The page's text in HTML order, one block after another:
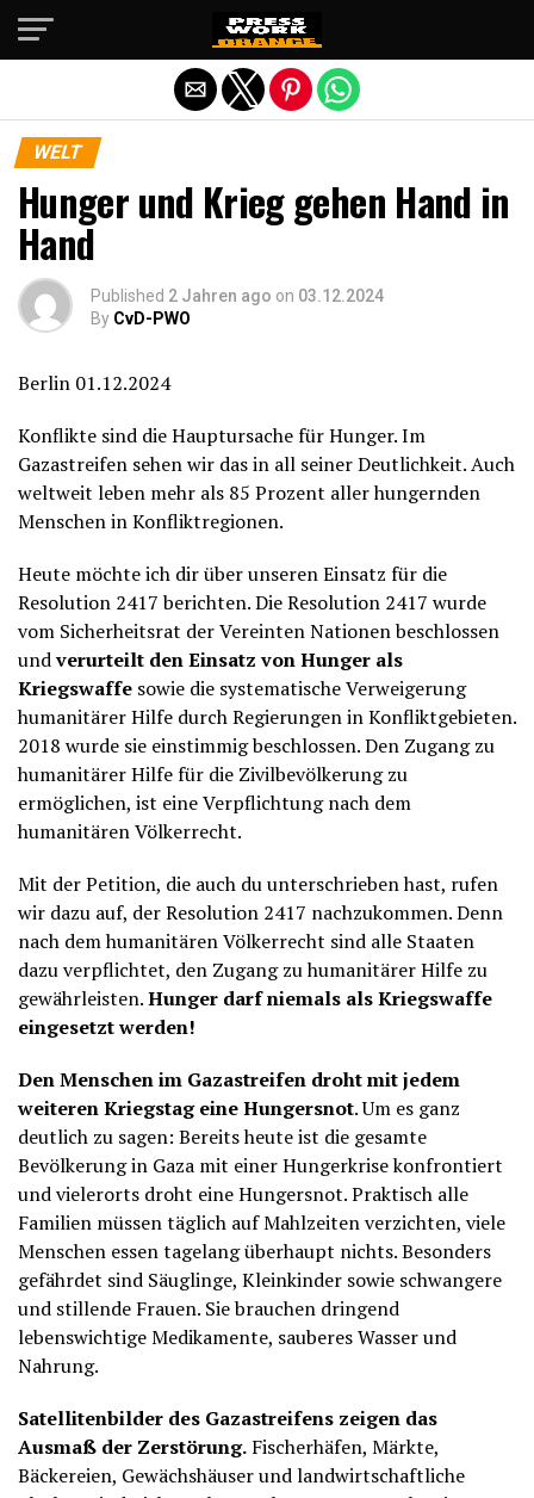
WELT
Hunger und Krieg gehen Hand in
Hand
Published 2 Jahren ago on 03.12.2024
By CvD-PWO
Berlin 01.12.2024
Konflikte sind die Hauptursache für Hunger. Im
Gazastreifen sehen wir das in all seiner Deutlichkeit. Auch
weltweit leben mehr als 85 Prozent aller hungernden
Menschen in Konfliktregionen.
Heute möchte ich dir über unseren Einsatz für die
Resolution 2417 berichten. Die Resolution 2417 wurde
vom Sicherheitsrat der Vereinten Nationen beschlossen
undverurteilt den Einsatz von Hunger als
Kriegswaffe sowie die systematische Verweigerung
humanitärer Hilfe durch Regierungen in Konfliktgebieten.
2018 wurde sie einstimmig beschlossen. Den Zugang zu
humanitärer Hilfe für die Zivilbevölkerung zu
ermöglichen, ist eine Verpflichtung nach dem
humanitären Völkerrecht.
Mit der Petition, die auch du unterschrieben hast, rufen
wir dazu auf, der Resolution 2417 nachzukommen. Denn
nach dem humanitären Völkerrecht sind alle Staaten
dazu verpflichtet, den Zugang zu humanitärer Hilfe zu
gewährleisten.Hunger darf niemals als Kriegswaffe
eingesetzt werden!
Den Menschen im Gazastreifen droht mit jedem
weiteren Kriegstag eine Hungersnot. Um es ganz
deutlich zu sagen: Bereits heute ist die gesamte
Bevölkerung in Gaza mit einer Hungerkrise konfrontiert
und vielerorts droht eine Hungersnot. Praktisch alle
Familien müssen täglich auf Mahlzeiten verzichten, viele
Menschen essen tagelang überhaupt nichts. Besonders
gefährdet sind Säuglinge, Kleinkinder sowie schwangere
und stillende Frauen. Sie brauchen dringend
lebenswichtige Medikamente, sauberes Wasser und
Nahrung.
Satellitenbilder des Gazastreifens zeigen das
Ausmaß der Zerstörung. Fischerhäfen, Märkte,
Bäckereien, Gewächshäuser und landwirtschaftliche
Die mobile Version verlassen